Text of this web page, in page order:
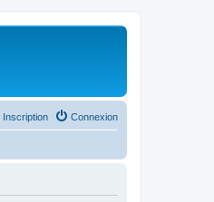
Connexion
Inscription